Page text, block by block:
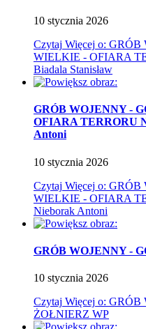
10 stycznia 2026
Czytaj Więcej o: GRÓB
WIELKIE - OFIARA
Biadala Stanisław
GRÓB WOJENNY -
OFIARA TERRORU
Antoni
10 stycznia 2026
Czytaj Więcej o: GRÓB
WIELKIE - OFIARA
Nieborak Antoni
GRÓB WOJENNY -
10 stycznia 2026
Czytaj Więcej o: GRÓB
ŻOŁNIERZ WP